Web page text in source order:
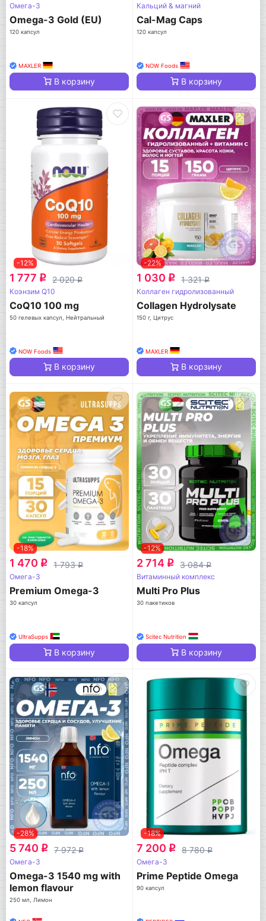
Омега-3
Omega-3 Gold (EU)
120 капсул
MAXLER
В корзину
Кальций & магний
Cal-Mag Caps
120 капсул
NOW Foods
В корзину
-12%
1 777 q 2 020q
Коэнзим Q10
CoQ10 100 mg
50 гелевых капсул, Нейтральный
NOW Foods
В корзину
-22%
1 030 q 1 321q
Коллаген гидролизованный
Collagen Hydrolysate
150 г, Цитрус
MAXLER
В корзину
-18%
1 470 q 1 793q
Омега-3
Premium Omega-3
30 капсул
UltraSupps
В корзину
-12%
2 714 q 3 084q
Витаминный комплекс
Multi Pro Plus
30 пакетиков
Scitec Nutrition
В корзину
-28%
5 740 q 7 972q
Омега-3
Omega-3 1540 mg with
lemon flavour
250 мл, Лимон
-18%
7 200 q 8 780q
Омега-3
Prime Peptide Omega
90 капсул